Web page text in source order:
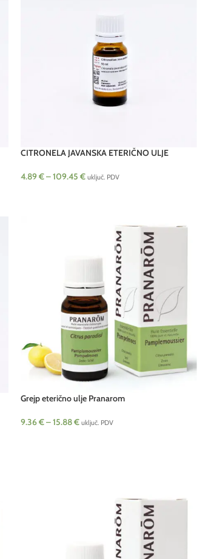
CITRONELA JAVANSKA ETERIČNO ULJE
4.89€–109.45 € uključ. PDV
Grejp eterično ulje Pranarom
9.36€–15.88€ uključ. PDV